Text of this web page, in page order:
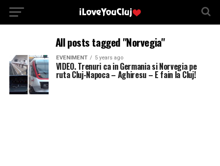
All posts tagged "Norvegia"
EVENIMENT 5 years ago
VIDEO. Trenuri ca in Germania si Norvegia pe
ruta Cluj-Napoca – Aghiresu – E fain la Cluj!